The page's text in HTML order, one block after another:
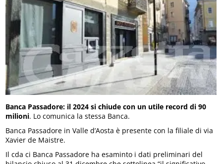
Banca Passadore: il 2024 si chiude con un utile record di 90
milioni. Lo comunica la stessa Banca.
Banca Passadore in Valle d’Aosta è presente con la filiale di via
Xavier de Maistre.
Il cda ci Banca Passadore ha esaminto i dati preliminari del